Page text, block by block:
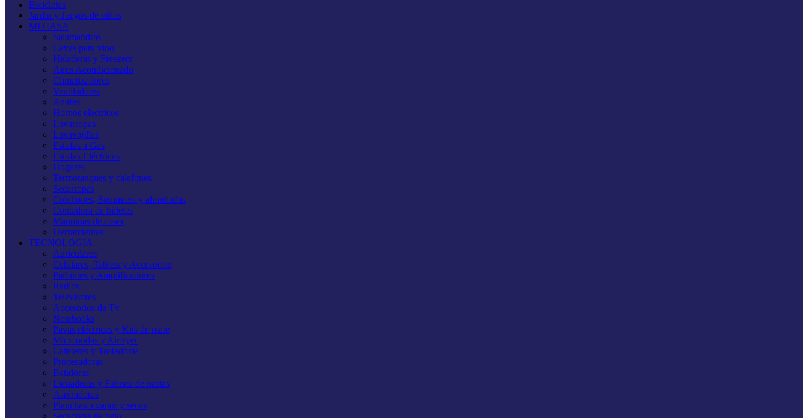
Bicicletas
Jardin y Juegos de niños
MI CASA
Salamandras
Cavas para vino
Heladeras y Freezers
Aires Acondicionado
Climatizadores
Ventiladores
Anafes
Hornos electricos
Lavarropas
Lavavajillas
Estufas a Gas
Estufas Eléctricas
Hogares
Termotanques y calefones
Secarropas
Colchones, Sommiers y almohadas
Contadora de billetes
Maquinas de coser
Herramientas
TECNOLOGIA
Auriculares
Celulares, Tablets y Accesorios
Parlantes y Amplificadores
Radios
Televisores
Accesorios de Tv
Notebooks
Pavas eléctricas y Kits de mate
Microondas y Airfryer
Cafeteras y Tostadoras
Procesadoras
Batidoras
Licuadoras y Fabrica de pastas
Aspiradoras
Planchas a vapor y secas
Secadores de pelo